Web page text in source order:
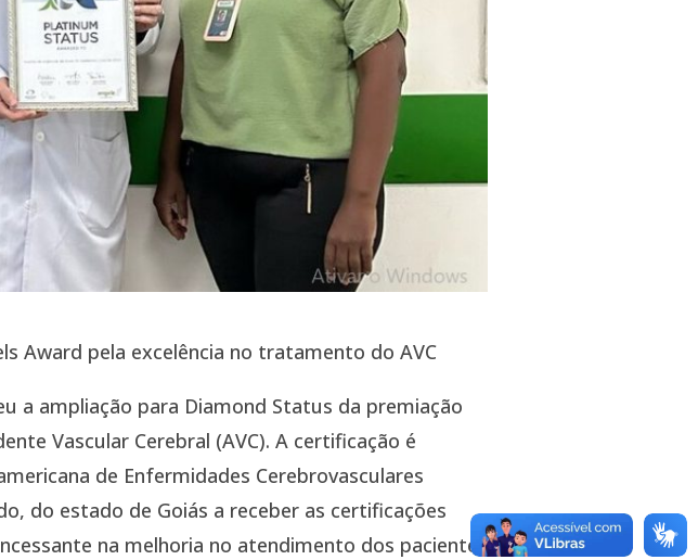
Award pela excelência no tratamento do AVC
a ampliação para Diamond Status da premiação
Vascular Cerebral (AVC). A certificação é
de Enfermidades Cerebrovasculares
do estado de Goiás a receber as certificações
na melhoria no atendimento dos pacientes